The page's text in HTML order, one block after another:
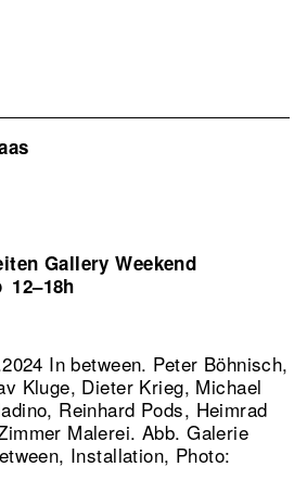
Gallery Weekend
12–18h
In between. Peter Böhnisch,
Kluge, Dieter Krieg, Michael
Reinhard Pods, Heimrad
Malerei.Abb. Galerie
Installation, Photo: